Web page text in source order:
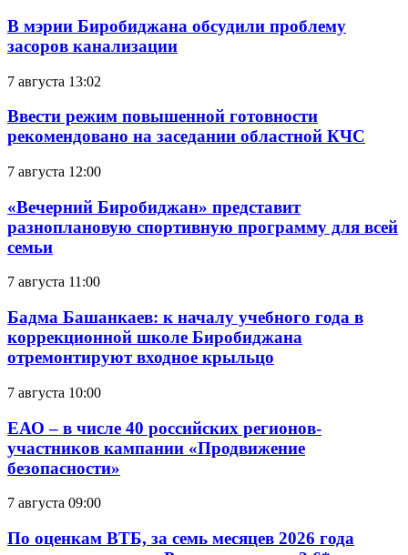
В мэрии Биробиджана обсудили проблему
засоров канализации
7 августа 13:02
Ввести режим повышенной готовности
рекомендовано на заседании областной КЧС
7 августа 12:00
«Вечерний Биробиджан» представит
разноплановую спортивную программу для всей
семьи
7 августа 11:00
Бадма Башанкаев: к началу учебного года в
коррекционной школе Биробиджана
отремонтируют входное крыльцо
7 августа 10:00
ЕАО – в числе 40 российских регионов-
участников кампании «Продвижение
безопасности»
7 августа 09:00
По оценкам ВТБ, за семь месяцев 2026 года